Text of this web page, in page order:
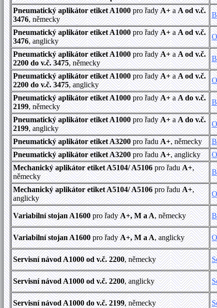
Pneumatický aplikátor etiket A1000pro řadyA+aA od v.č.
3476, německy
Pneumatický aplikátor etiket A1000pro řadyA+aA od v.č.
3476, anglicky
Pneumatický aplikátor etiket A1000pro řadyA+aA od v.č.
2200 do v.č. 3475, německy
Pneumatický aplikátor etiket A1000pro řadyA+aA od v.č.
2200 do v.č. 3475, anglicky
Pneumatický aplikátor etiket A1000pro řadyA+aA do v.č.
2199, německy
Pneumatický aplikátor etiket A1000pro řadyA+aA do v.č.
2199, anglicky
Pneumatický aplikátor etiket A3200pro řaduA+, německy
Pneumatický aplikátor etiket A3200pro řaduA+, anglicky
Mechanický aplikátor etiket A5104/ A5106pro řaduA+,
německy
Mechanický aplikátor etiket A5104/ A5106pro řaduA+,
anglicky
Variabilní stojan A1600pro řadyA+, M a A, německy
Variabilní stojan A1600pro řadyA+, M a A, anglicky
Servisní návod A1000 od v.č. 2200, německy
Servisní návod A1000 od v.č. 2200, anglicky
Servisní návod A1000 do v.č. 2199, německy